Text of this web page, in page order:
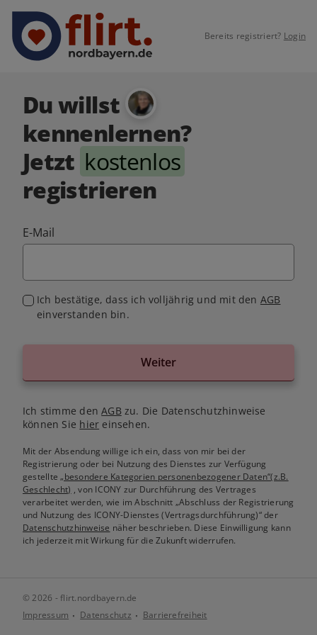
Bereits registriert? Login
Du willst
kennenlernen?
Jetzt kostenlos
registrieren
E-Mail
Ich bestätige, dass ich volljährig und mit den AGB
einverstanden bin.
Weiter
Ich stimme denAGB zu. Die Datenschutzhinweise
können Sie hier einsehen.
Mit der Absendung willige ich ein, dass von mir bei der
Registrierung oder bei Nutzung des Dienstes zur Verfügung
gestellte„besondere Kategorien personenbezogener Daten“(z.B.
Geschlecht) , von ICONY zur Durchführung des Vertrages
verarbeitet werden, wie im Abschnitt „Abschluss der Registrierung
und Nutzung des ICONY-Dienstes (Vertragsdurchführung)“ der
Datenschutzhinweise näher beschrieben. Diese Einwilligung kann
ich jederzeit mit Wirkung für die Zukunft widerrufen.
© 2026 - flirt.nordbayern.de
Impressum
Datenschutz Barrierefreiheit